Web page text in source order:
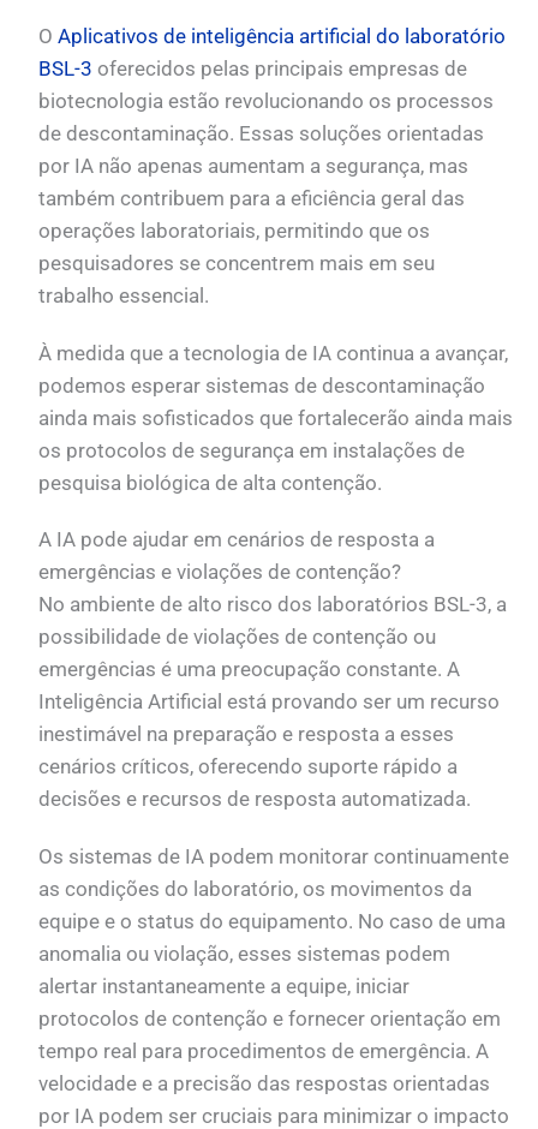
OAplicativos de inteligência artificial do laboratório
BSL-3oferecidos pelas principais empresas de
biotecnologia estão revolucionando os processos
de descontaminação. Essas soluções orientadas
por IA não apenas aumentam a segurança, mas
também contribuem para a eficiência geral das
operações laboratoriais, permitindo que os
pesquisadores se concentrem mais em seu
trabalho essencial.
À medida que a tecnologia de IA continua a avançar,
podemos esperar sistemas de descontaminação
ainda mais sofisticados que fortalecerão ainda mais
os protocolos de segurança em instalações de
pesquisa biológica de alta contenção.
A IA pode ajudar em cenários de resposta a
emergências e violações de contenção?
No ambiente de alto risco dos laboratórios BSL-3, a
possibilidade de violações de contenção ou
emergências é uma preocupação constante. A
Inteligência Artificial está provando ser um recurso
inestimável na preparação e resposta a esses
cenários críticos, oferecendo suporte rápido a
decisões e recursos de resposta automatizada.
Os sistemas de IA podem monitorar continuamente
as condições do laboratório, os movimentos da
equipe e o status do equipamento. No caso de uma
anomalia ou violação, esses sistemas podem
alertar instantaneamente a equipe, iniciar
protocolos de contenção e fornecer orientação em
tempo real para procedimentos de emergência. A
velocidade e a precisão das respostas orientadas
por IA podem ser cruciais para minimizar o impacto